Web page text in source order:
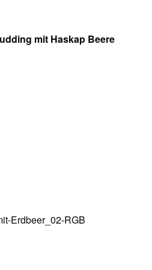
mit Haskap Beere